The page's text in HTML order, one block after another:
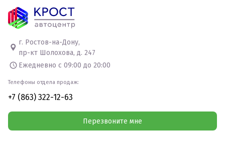
г. Ростов-на-Дону,
пр-кт Шолохова, д. 247
Ежедневно с 09:00 до 20:00
Телефоны отдела продаж:
+7 (863) 322-12-63
Перезвоните мне